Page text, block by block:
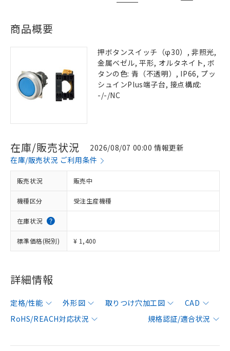
商品概要
押ボタンスイッチ（φ30）, 非照光,
金属ベゼル, 平形, オルタネイト, ボ
タンの色: 青（不透明）, IP66, プッ
シュインPlus端子台, 接点構成:
-/-/NC
在庫/販売状況
2026/08/07 00:00 情報更新
在庫/販売状況 ご利用条件
販売状況 販売中
機種区分 受注生産機種
在庫状況
標準価格(税別) ¥ 1,400
詳細情報
定格/性能 外形図 取りつけ穴加工図
CAD
RoHS/REACH対応状況
規格認証/適合状況